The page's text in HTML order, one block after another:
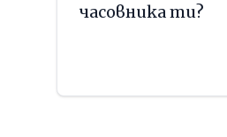
часовника ти?